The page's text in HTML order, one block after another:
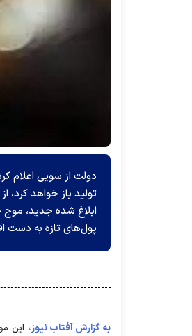
دولت از سویی اعلام
تولید باز خواهد
ابلاغ شده جدید،
پول‌های تازه به دست
به گزارش آفتاب نیوز،